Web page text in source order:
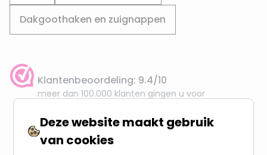
Dakgoothaken en zuignappen
Klantenbeoordeling: 9.4/10
meer dan 100.000 klanten gingen u voor
Gratis verzending + snel geleverd
Vanaf EUR100,- naar NL & BE
Deze website maakt gebruik
van cookies